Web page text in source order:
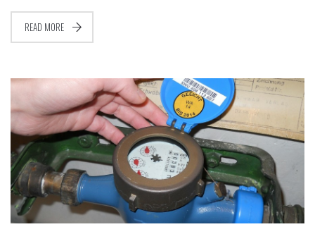
READ MORE